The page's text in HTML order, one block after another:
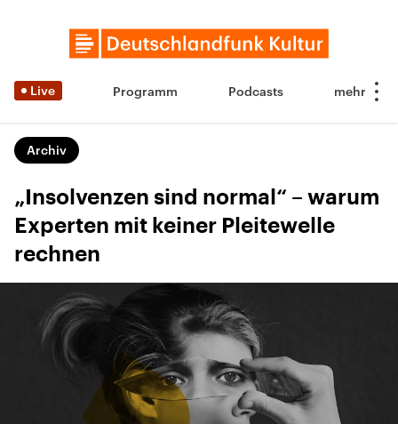
Live Programm Podcasts
Archiv
„Insolvenzen sind normal“ – warum
Experten mit keiner Pleitewelle
rechnen